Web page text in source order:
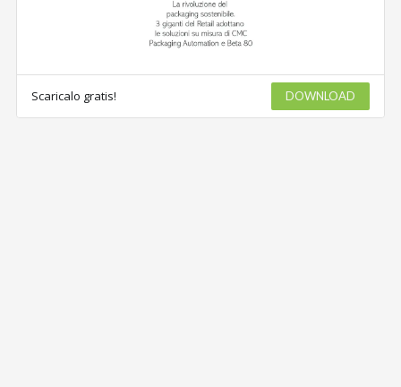
Scaricalo gratis! DOWNLOAD